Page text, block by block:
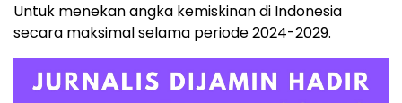
Untuk menekan angka kemiskinan di Indonesia
secara maksimal selama periode 2024-2029.